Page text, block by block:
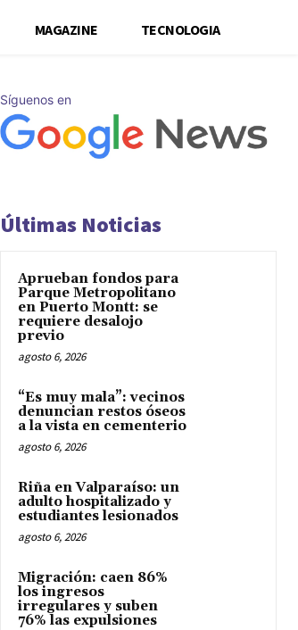
MAGAZINE TECNOLOGIA
Síguenos en
Últimas Noticias
Aprueban fondos para
Parque Metropolitano
en Puerto Montt: se
requiere desalojo
previo
agosto 6, 2026
“Es muy mala”: vecinos
denuncian restos óseos
a la vista en cementerio
agosto 6, 2026
Riña en Valparaíso: un
adulto hospitalizado y
estudiantes lesionados
agosto 6, 2026
Migración: caen 86%
los ingresos
irregulares y suben
76% las expulsiones